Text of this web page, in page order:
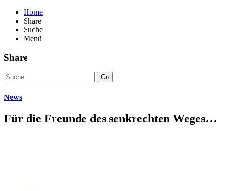
Home
Share
Suche
Menü
Share
Go
News
Für die Freunde des senkrechten Weges…